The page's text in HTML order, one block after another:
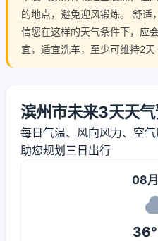
的地点，避免迎风锻炼。 舒适
信您在这样的天气条件下，应
宜，适宜洗车，至少可维持2天
滨州市未来3天天
每日气温、风向风力、空气
助您规划三日出行
08
36°